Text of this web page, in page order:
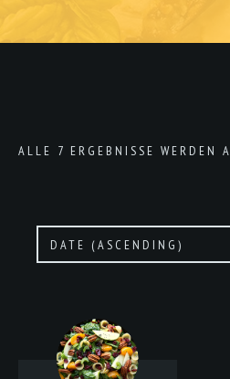
ALLE 7 ERGEBNISSE WERDEN